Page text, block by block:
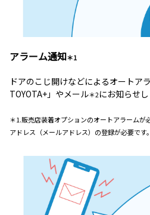
アラーム通知＊1
ドアのこじ開けなどによるオートア
TOYOTA+」やメール＊2にお知らせし
＊1.販売店装着オプションのオートアラームが
アドレス（メールアドレス）の登録が必要です。